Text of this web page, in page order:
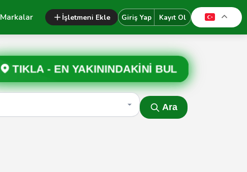
Markalar İşletmeni Ekle Giriş Yap Kayıt Ol
TIKLA - EN YAKININDAKİNİ BUL
Ara